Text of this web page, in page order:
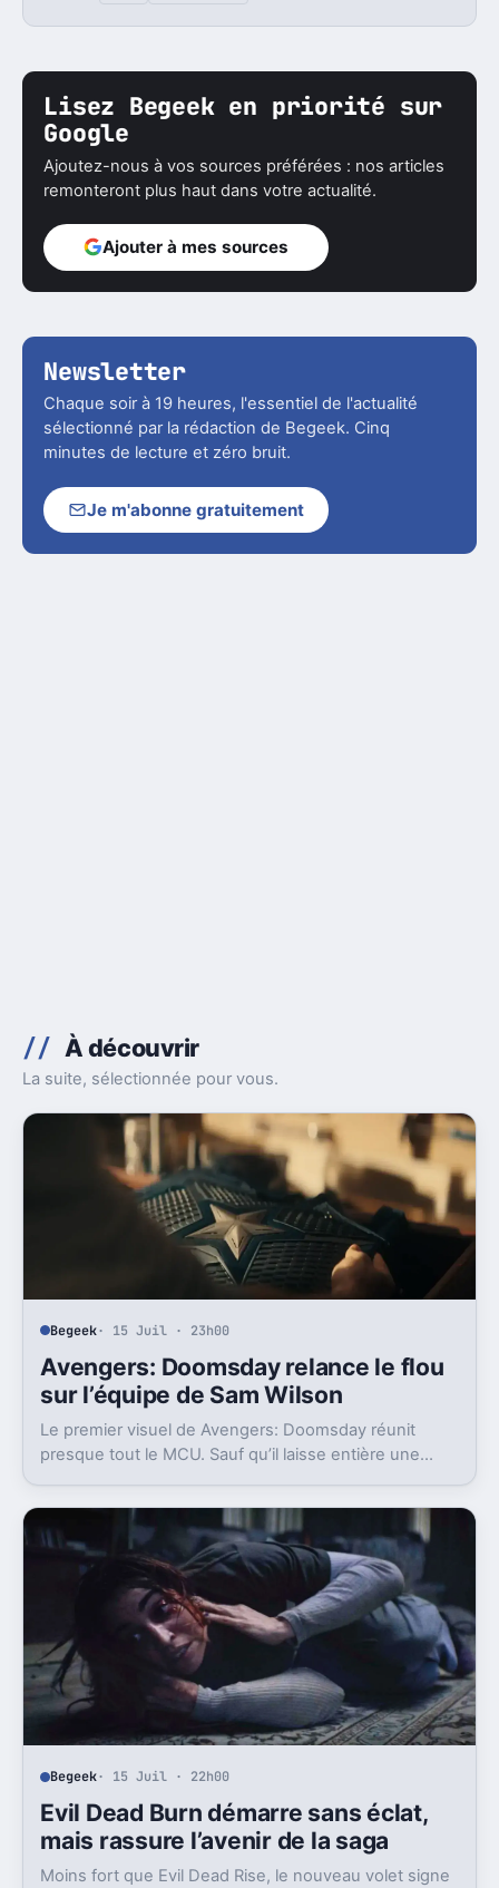
Lisez Begeek en priorité sur
Google
Ajoutez-nous à vos sources préférées : nos articles
remonteront plus haut dans votre actualité.
Ajouter à mes sources
Newsletter
Chaque soir à 19 heures, l'essentiel de l'actualité
sélectionné par la rédaction de Begeek. Cinq
minutes de lecture et zéro bruit.
Je m'abonne gratuitement
À découvrir
La suite, sélectionnée pour vous.
Begeek· 15 Juil · 23h00
Avengers: Doomsday relance le flou
sur l’équipe de Sam Wilson
Le premier visuel de Avengers: Doomsday réunit
presque tout le MCU. Sauf qu’il laisse entière une
Wilson ?
Begeek· 15 Juil · 22h00
Evil Dead Burn démarre sans éclat,
mais rassure l’avenir de la saga
Moins fort que Evil Dead Rise, le nouveau volet signe